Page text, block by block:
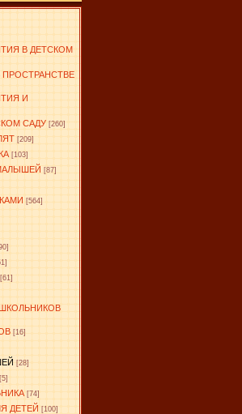
В ДЕТСКОМ
И
САДУ [260]
[209]
[103]
[87]
[564]
[61]
[16]
[28]
[5]
[74]
ДЕТЕЙ [100]